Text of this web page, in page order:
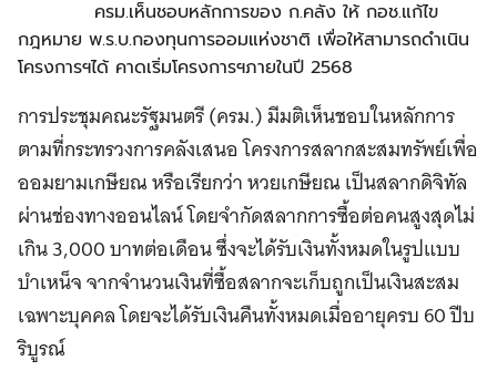
ครม.เห็นชอบหลักการของ ก.คลัง ให้ กอช.แก้ไข
กฎหมาย พ.ร.บ.กองทุนการออมแห่งชาติ เพื่อให้สามารถดำเนิน
โครงการฯได้ คาดเริ่มโครงการฯภายในปี 2568
การประชุมคณะรัฐมนตรี (ครม.) มีมติเห็นชอบในหลักการ
ตามที่กระทรวงการคลังเสนอ โครงการสลากสะสมทรัพย์เพื่อ
ออมยามเกษียณ หรือเรียกว่า หวยเกษียณ เป็นสลากดิจิทัล
ผ่านช่องทางออนไลน์ โดยจำกัดสลากการซื้อต่อคนสูงสุดไม่
เกิน 3,000 บาทต่อเดือน ซึ่งจะได้รับเงินทั้งหมดในรูปแบบ
บำเหน็จ จากจำนวนเงินที่ซื้อสลากจะเก็บถูกเป็นเงินสะสม
เฉพาะบุคคล โดยจะได้รับเงินคืนทั้งหมดเมื่ออายุครบ 60 ปีบ
ริบูรณ์